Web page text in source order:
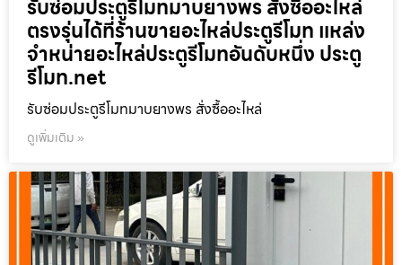
รับซ่อมประตูรีโมทมาบยางพร สั่งซื้ออะไหล่
ตรงรุ่นได้ที่ร้านขายอะไหล่ประตูรีโมท แหล่ง
จำหน่ายอะไหล่ประตูรีโมทอันดับหนึ่ง ประตู
รีโมท.net
รับซ่อมประตูรีโมทมาบยางพร สั่งซื้ออะไหล่
ดูเพิ่มเติม »